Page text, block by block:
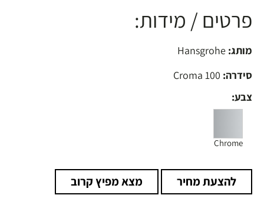
פרטים / מידות:
מותג:
סידרה:
צבע:
Chrome
להצעת מחיר מצא מפיץ קרוב